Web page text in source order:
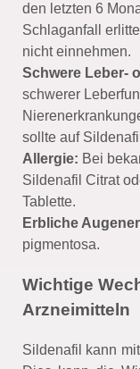
den letzten 6
Schlaganfall
nicht einnehmen.
Schwere Leber-
schwerer
sollte auf
Allergie: Bei
Sildenafil Citrat
Tablette.
Erbliche
pigmentosa.
Wichtige
Arzneimitteln
Sildenafil kann